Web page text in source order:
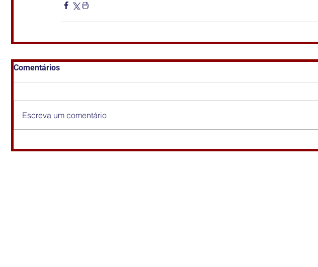
Comentários
Escreva um comentário